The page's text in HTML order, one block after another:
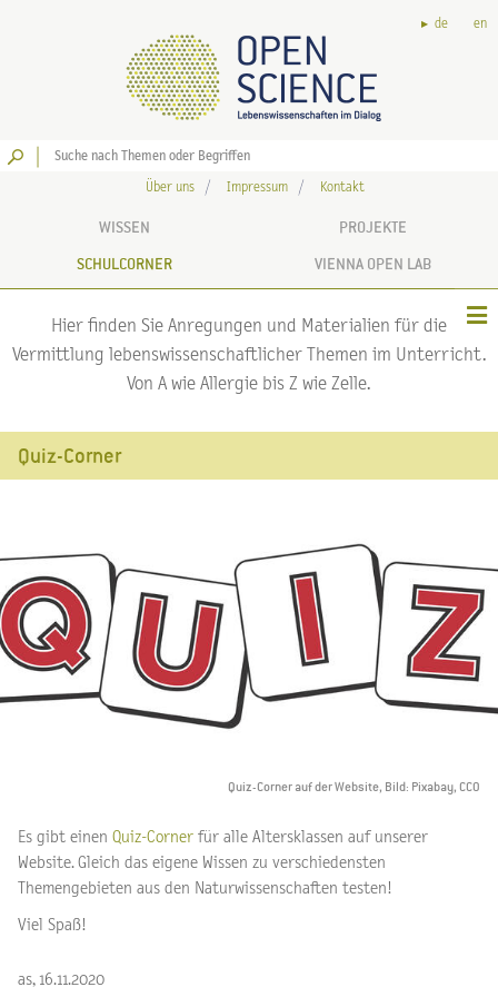
de en
Über uns Impressum Kontakt
WISSEN PROJEKTE
SCHULCORNER VIENNA OPEN LAB
Hier finden Sie Anregungen und Materialien für die
Vermittlung lebenswissenschaftlicher Themen im Unterricht.
Von A wie Allergie bis Z wie Zelle.
Quiz-Corner
Quiz-Corner auf der Website, Bild: Pixabay, CCO
Es gibt einen Quiz-Corner für alle Altersklassen auf unserer
Website. Gleich das eigene Wissen zu verschiedensten
Themengebieten aus den Naturwissenschaften testen!
Viel Spaß!
as, 16.11.2020